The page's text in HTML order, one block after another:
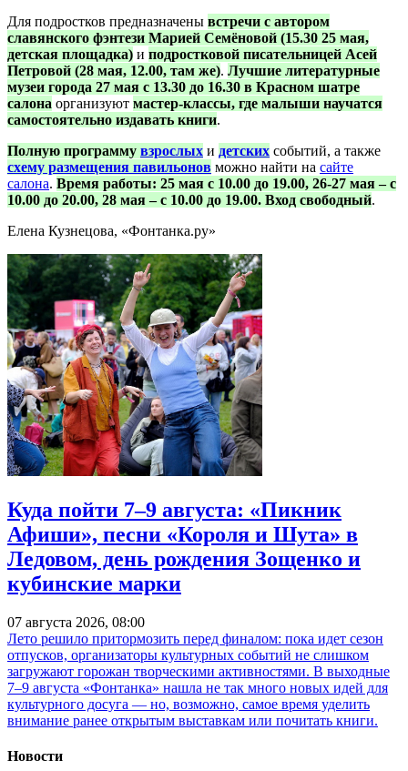
Для подростков предназначены встречи с автором
славянского фэнтези Марией Семёновой (15.30 25 мая,
детская площадка) и подростковой писательницей Асей
Петровой (28 мая, 12.00, там же). Лучшие литературные
музеи города 27 мая с 13.30 до 16.30 в Красном шатре
салона организуют мастер-классы, где малыши научатся
самостоятельно издавать книги.
Полную программу взрослых и детских событий, а также
схему размещения павильонов можно найти на сайте
салона. Время работы: 25 мая с 10.00 до 19.00, 26-27 мая – с
10.00 до 20.00, 28 мая – с 10.00 до 19.00. Вход свободный.
Елена Кузнецова, «Фонтанка.ру»
Куда пойти 7–9 августа: «Пикник
Афиши», песни «Короля и Шута» в
Ледовом, день рождения Зощенко и
кубинские марки
07 августа 2026, 08:00
Лето решило притормозить перед финалом: пока идет сезон
отпусков, организаторы культурных событий не слишком
загружают горожан творческими активностями. В выходные
7–9 августа «Фонтанка» нашла не так много новых идей для
культурного досуга — но, возможно, самое время уделить
внимание ранее открытым выставкам или почитать книги.
Новости